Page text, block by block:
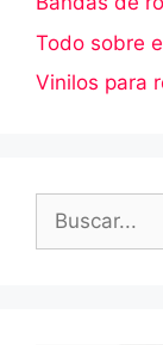
Todo sobre
Vinilos para
Buscar: